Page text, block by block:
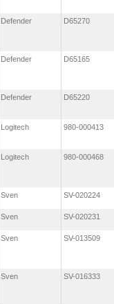
Defender D65270
Defender D65165
Defender D65220
Logitech 980-000413
Logitech 980-000468
Sven SV-020224
Sven SV-020231
Sven SV-013509
Sven SV-016333